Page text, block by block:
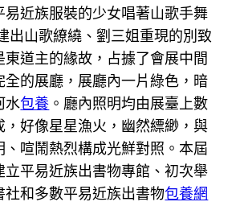
易近族服裝的少女唱著山歌手舞
出山歌繚繞、劉三姐重現的別致
東道主的緣故，占據了會展中間
全的展廳，展廳內一片綠色，暗
水包養 。廳內照明均由展臺上數
，好像星星漁火，幽然縹緲，與
、喧鬧熱烈構成光鮮對照。本屆
立平易近族出書物專館、初次舉
社和多數平易近族出書物包養網